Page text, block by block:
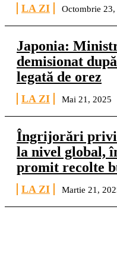
LA ZI Octombrie 23,
Japonia:
demisionat
legată de orez
LA ZI Mai 21, 2025
Îngrijorări
la nivel global,
promit recolte
LA ZI Martie 21,